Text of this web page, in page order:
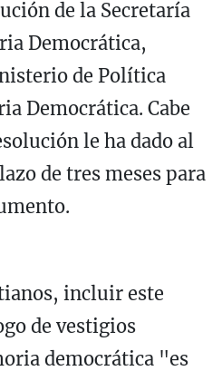
de la Secretaría
Democrática,
de Política
Democrática. Cabe
le ha dado al
de tres meses para
incluir este
de vestigios
democrática "es